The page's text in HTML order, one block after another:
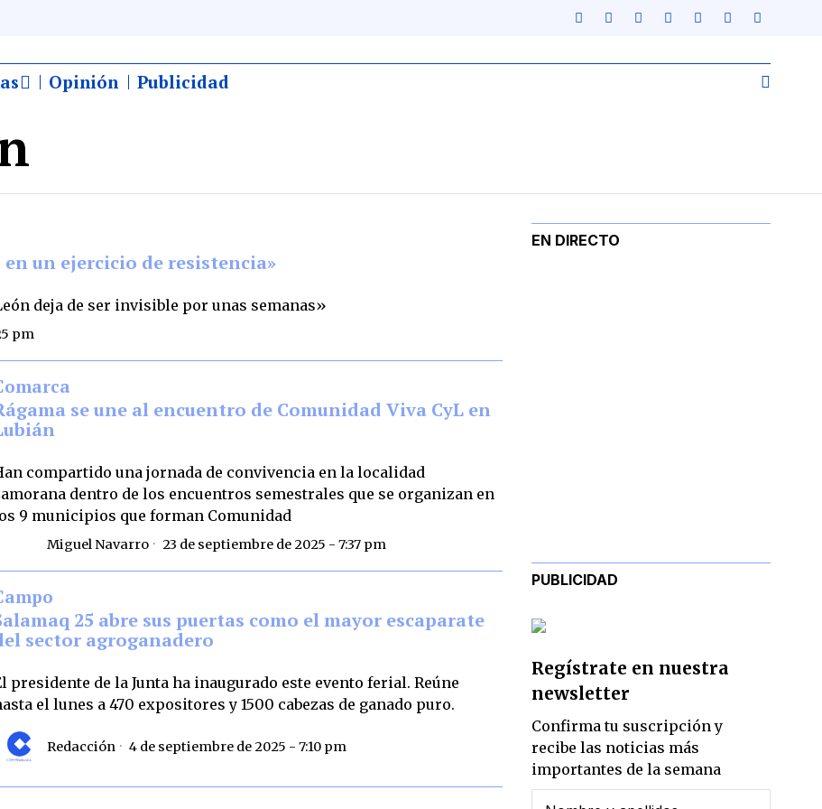
Opinión Publicidad
un ejercicio de resistencia»
deja de ser invisible por unas semanas»
pm
se une al encuentro de Comunidad Viva CyL en
compartido una jornada de convivencia en la localidad
dentro de los encuentros semestrales que se organizan en
9 municipios que forman Comunidad
Miguel Navarro 23 de septiembre de 2025 - 7:37 pm
25 abre sus puertas como el mayor escaparate
sector agroganadero
presidente de la Junta ha inaugurado este evento ferial. Reúne
el lunes a 470 expositores y 1500 cabezas de ganado puro.
Redacción 4 de septiembre de 2025 - 7:10 pm
EN DIRECTO
PUBLICIDAD
Regístrate en nuestra
newsletter
Confirma tu suscripción y
recibe las noticias más
importantes de la semana